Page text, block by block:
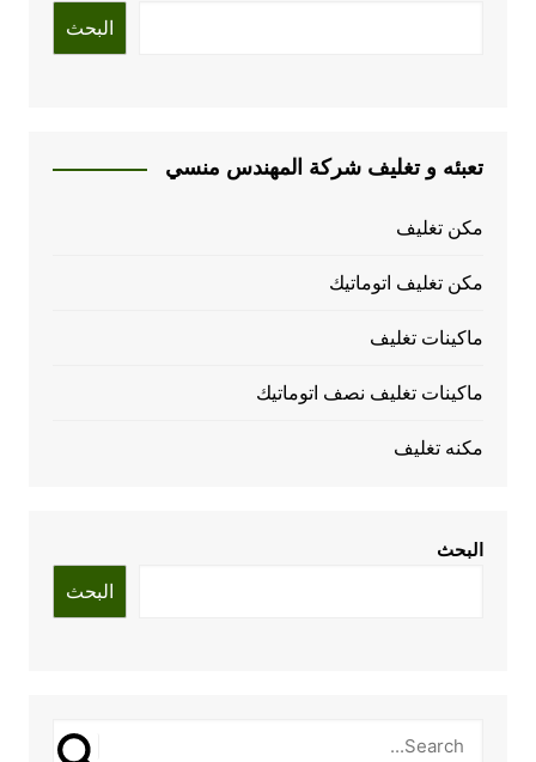
البحث
تعبئه و تغليف شركة المهندس منسي
مكن تغليف
مكن تغليف اتوماتيك
ماكينات تغليف
ماكينات تغليف نصف اتوماتيك
مكنه تغليف
البحث
البحث